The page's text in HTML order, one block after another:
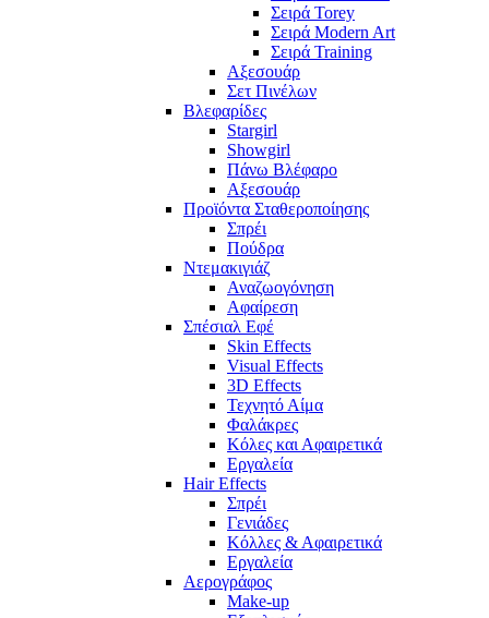
Σειρά Torey
Σειρά Modern Art
Σειρά Training
Αξεσουάρ
Σετ Πινέλων
Βλεφαρίδες
Stargirl
Showgirl
Πάνω Βλέφαρο
Αξεσουάρ
Προϊόντα Σταθεροποίησης
Σπρέι
Πούδρα
Ντεμακιγιάζ
Αναζωογόνηση
Αφαίρεση
Σπέσιαλ Εφέ
Skin Effects
Visual Effects
3D Effects
Τεχνητό Αίμα
Φαλάκρες
Κόλες και Αφαιρετικά
Εργαλεία
Hair Effects
Σπρέι
Γενιάδες
Κόλλες & Αφαιρετικά
Εργαλεία
Αερογράφος
Make-up